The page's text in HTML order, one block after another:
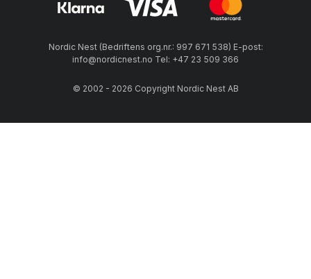
Nordic Nest (Bedriftens org.nr.: 997 671 538) E-post:
info@nordicnest.no Tel: +47 23 509 366
© 2002 - 2026 Copyright Nordic Nest AB